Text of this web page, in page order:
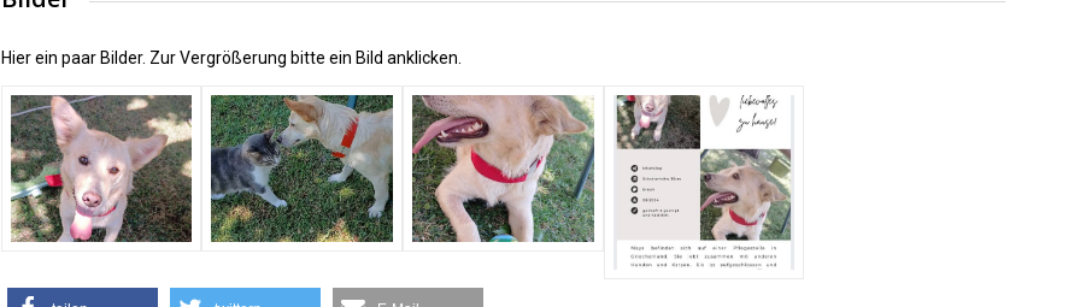
Hier ein paar Bilder. Zur Vergrößerung bitte ein Bild anklicken.